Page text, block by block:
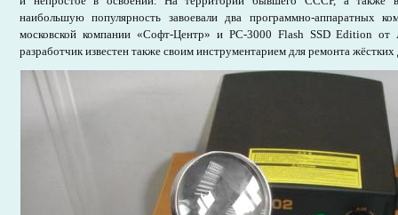
наибольшую популярность завоевали два программно-аппаратных
московской компании «Софт-Центр» и PC-3000 Flash SSD Edition от
разработчик известен также своим инструментарием для ремонта жёстких